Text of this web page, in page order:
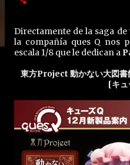
Directamente de la saga
la compañía ques Q nos
escala 1/8 que le dedican a
東方Project 動かない大図書
[キ